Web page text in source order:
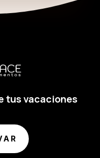
tus vacaciones